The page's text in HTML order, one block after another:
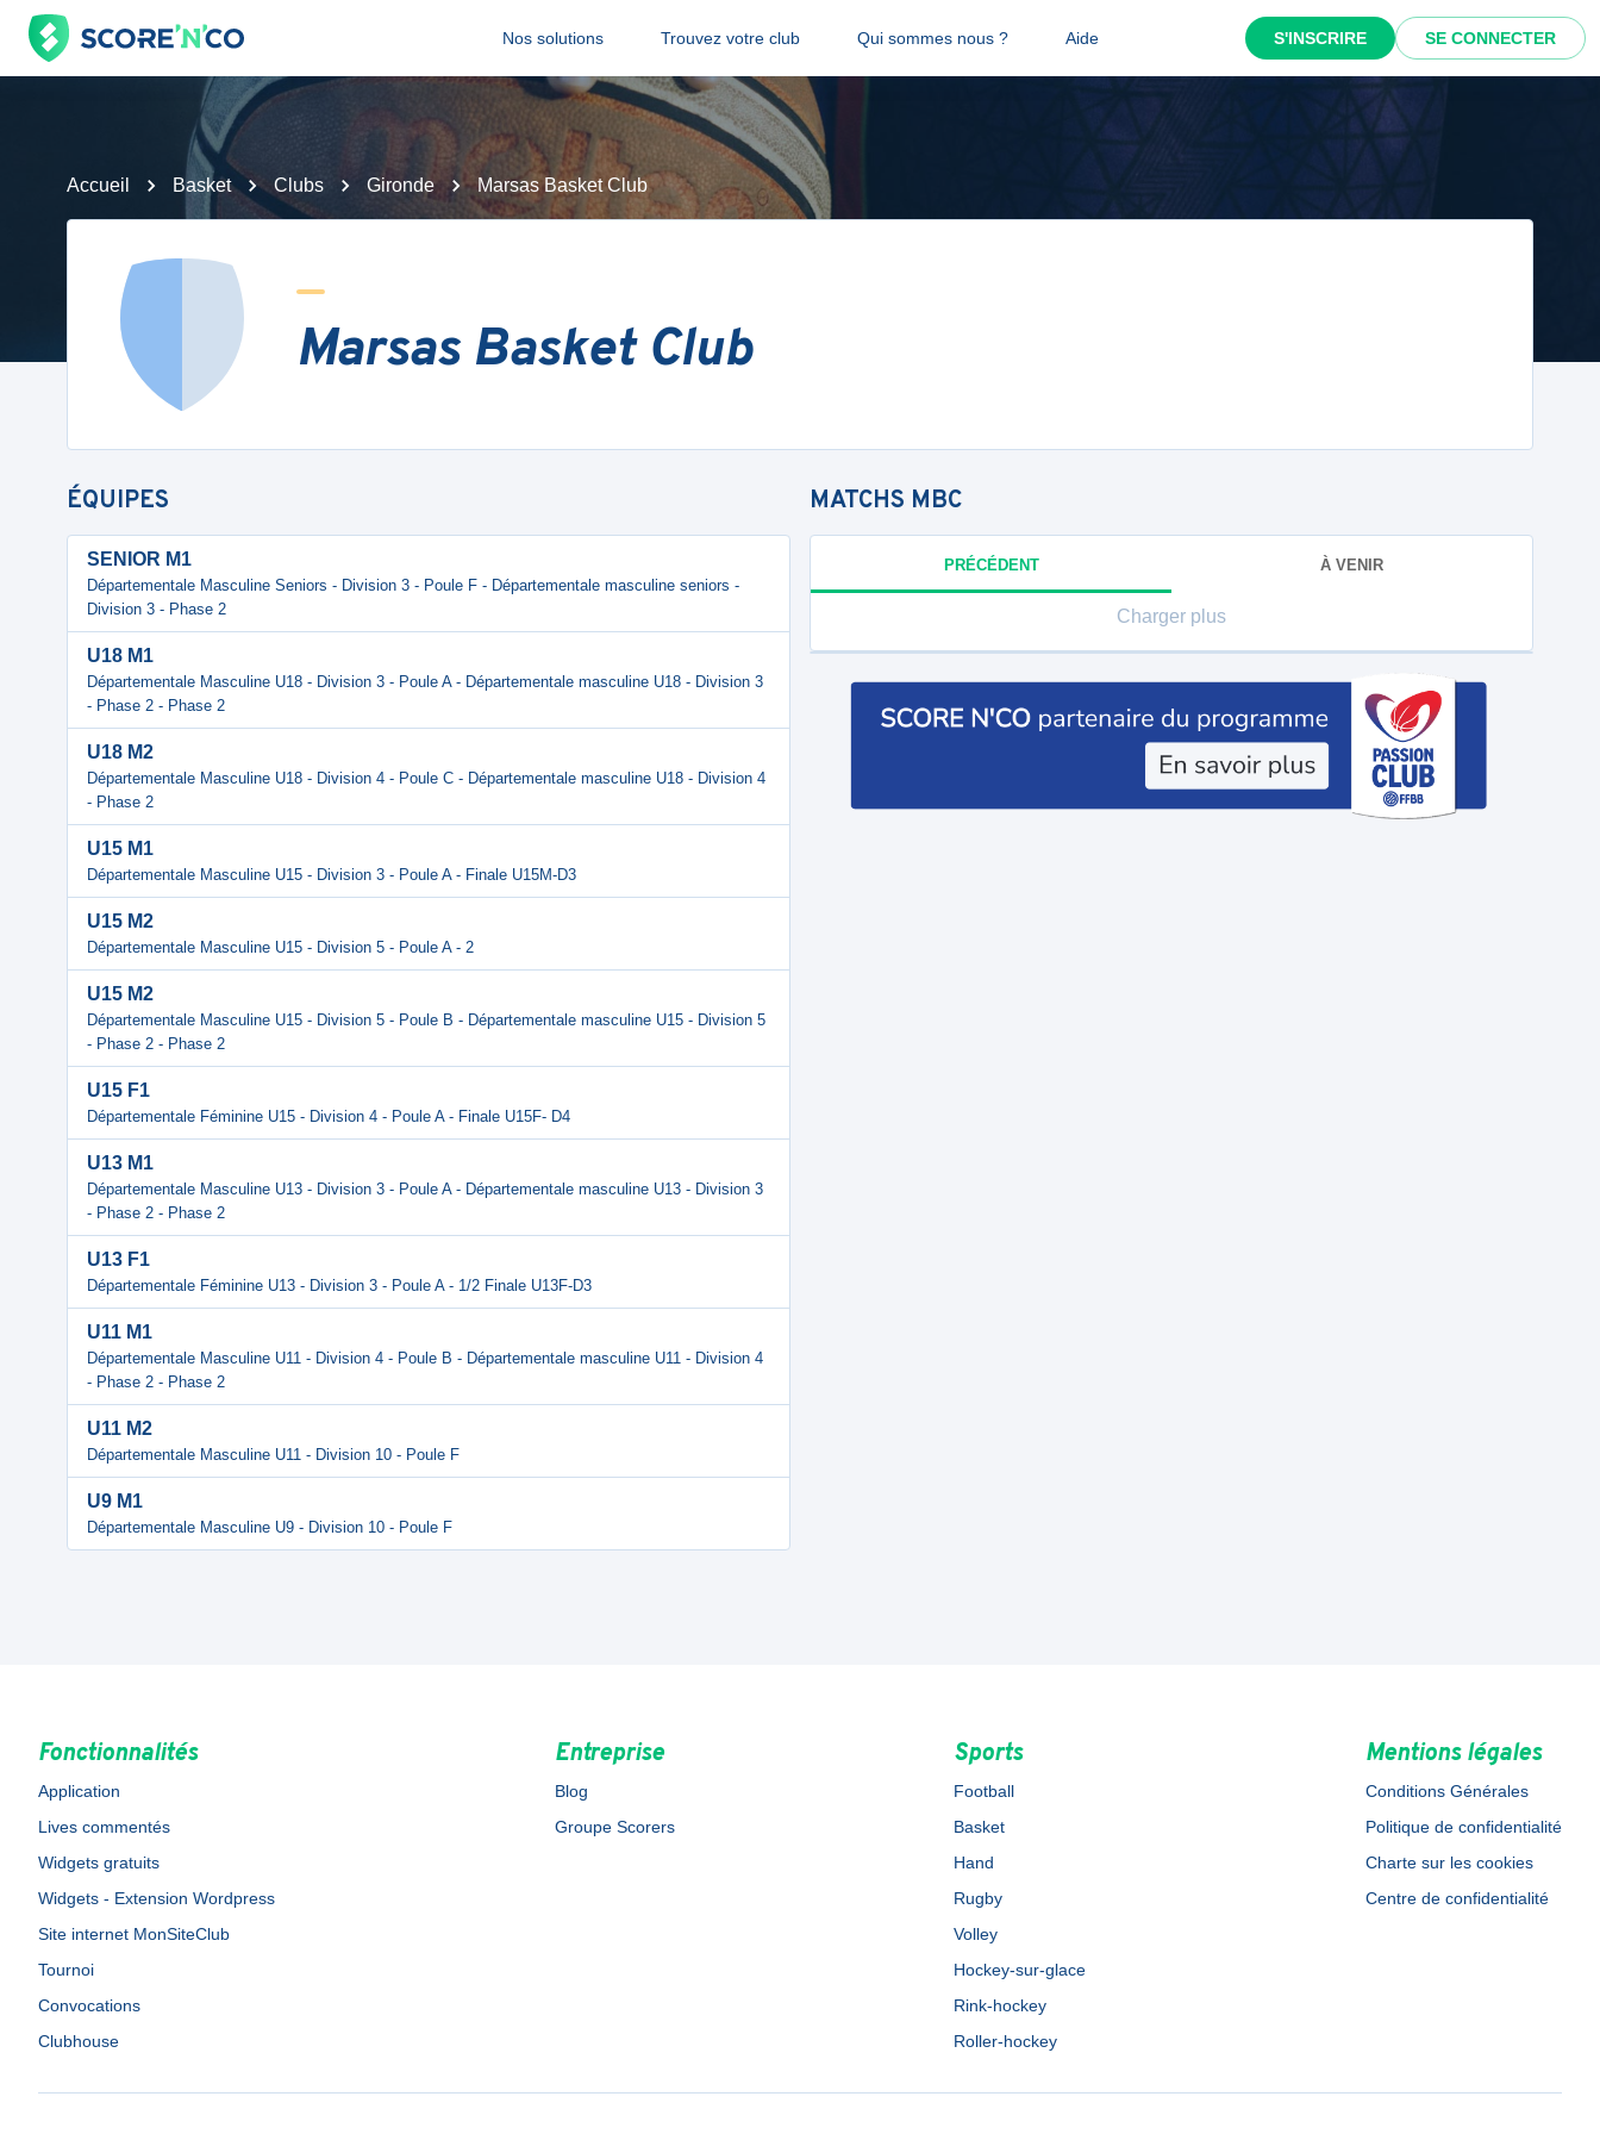
Nos solutions Trouvez votre club Qui sommes nous ? Aide S'INSCRIRE SE CONNECTER
Accueil Basket Clubs Gironde Marsas Basket Club
Marsas Basket Club
ÉQUIPES
SENIOR M1
Départementale Masculine Seniors - Division 3 - Poule F - Départementale masculine seniors -
Division 3 - Phase 2
U18 M1
Départementale Masculine U18 - Division 3 - Poule A - Départementale masculine U18 - Division 3
- Phase 2 - Phase 2
U18 M2
Départementale Masculine U18 - Division 4 - Poule C - Départementale masculine U18 - Division 4
- Phase 2
U15 M1
Départementale Masculine U15 - Division 3 - Poule A - Finale U15M-D3
U15 M2
Départementale Masculine U15 - Division 5 - Poule A - 2
U15 M2
Départementale Masculine U15 - Division 5 - Poule B - Départementale masculine U15 - Division 5
- Phase 2 - Phase 2
U15 F1
Départementale Féminine U15 - Division 4 - Poule A - Finale U15F- D4
U13 M1
Départementale Masculine U13 - Division 3 - Poule A - Départementale masculine U13 - Division 3
- Phase 2 - Phase 2
U13 F1
Départementale Féminine U13 - Division 3 - Poule A - 1/2 Finale U13F-D3
U11 M1
Départementale Masculine U11 - Division 4 - Poule B - Départementale masculine U11 - Division 4
- Phase 2 - Phase 2
U11 M2
Départementale Masculine U11 - Division 10 - Poule F
U9 M1
Départementale Masculine U9 - Division 10 - Poule F
MATCHS MBC
PRÉCÉDENT À VENIR
Charger plus
Fonctionnalités
Application
Lives commentés
Widgets gratuits
Widgets - Extension Wordpress
Site internet MonSiteClub
Tournoi
Convocations
Clubhouse
Entreprise
Blog
Groupe Scorers
Sports
Football
Basket
Hand
Rugby
Volley
Hockey-sur-glace
Rink-hockey
Roller-hockey
Mentions légales
Conditions Générales
Politique de confidentialité
Charte sur les cookies
Centre de confidentialité